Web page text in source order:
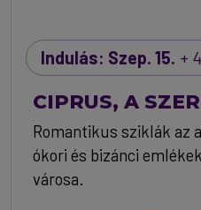
Indulás: Szep. 15. +
CIPRUS, A
Romantikus sziklák az
ókori és bizánci
városa.